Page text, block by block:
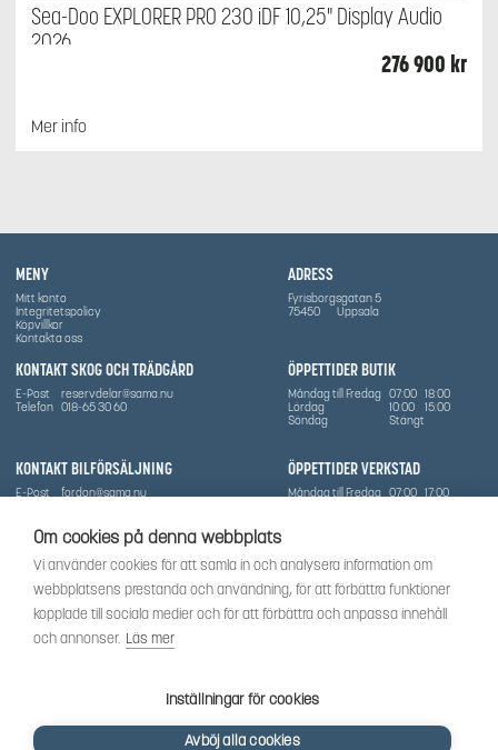
Om cookies på denna webbplats
Vi använder cookies för att samla in och analysera information om
webbplatsens prestanda och användning, för att förbättra funktioner
kopplade till sociala medier och för att förbättra och anpassa innehåll
och annonser. Läs mer
Inställningar för cookies
Avböj alla cookies
Sea-Doo EXPLORER PRO 230 iDF 10,25" Display Audio
2026
276 900 kr
Mer info
MENY
Mitt konto
Integritetspolicy
Köpvillkor
Kontakta oss
ÖPPETTIDER BUTIK
Måndag till Fredag 07:00 18:00
Lördag
10:00
15:00
Söndag
Stängt
ÖPPETTIDER VERKSTAD
Måndag till Fredag 07:00 17:00
ADRESS
Fyrisborgsgatan 5
75450
Uppsala
KONTAKT SKOG OCH TRÄDGÅRD
E-Post
reservdelar@sama.nu
Telefon 018-65 30 60
KONTAKT BILFÖRSÄLJNING
E-Post
fordon@sama.nu
Vi har sedan 1970-talet levererat skog-och trädgårdsprodukter till Uppsala med omnejd. Vi
har idag även ett brett utbud av dessa produkter samt BRP:s produktsortiment, gällande
Can-Am, Sea-Doo.
Vi är certifierad serviceverkstad.
SOCIALT